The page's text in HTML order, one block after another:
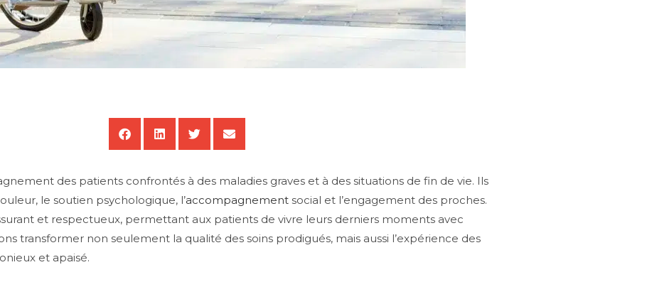
des patients confrontés à des maladies graves et à des situations de fin de vie. Ils
le soutien psychologique, l’accompagnement social et l’engagement des proches.
et respectueux, permettant aux patients de vivre leurs derniers moments avec
transformer non seulement la qualité des soins prodigués, mais aussi l’expérience des
et apaisé.